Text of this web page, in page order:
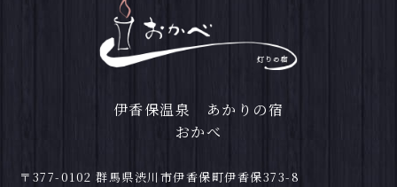
伊香保温泉 あかりの宿
おかべ
〒377-0102 群馬県渋川市伊香保町伊香保373-8